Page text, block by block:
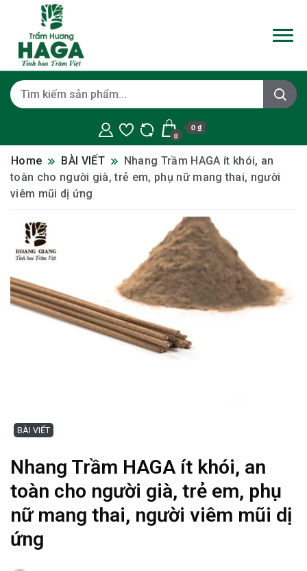
0
0 ₫
Home BÀI VIẾT
Nhang Trầm HAGA ít khói, an
toàn cho người già, trẻ em, phụ nữ mang thai, người
viêm mũi dị ứng
BÀI VIẾT
Nhang Trầm HAGA ít khói, an
toàn cho người già, trẻ em, phụ
nữ mang thai, người viêm mũi dị
ứng